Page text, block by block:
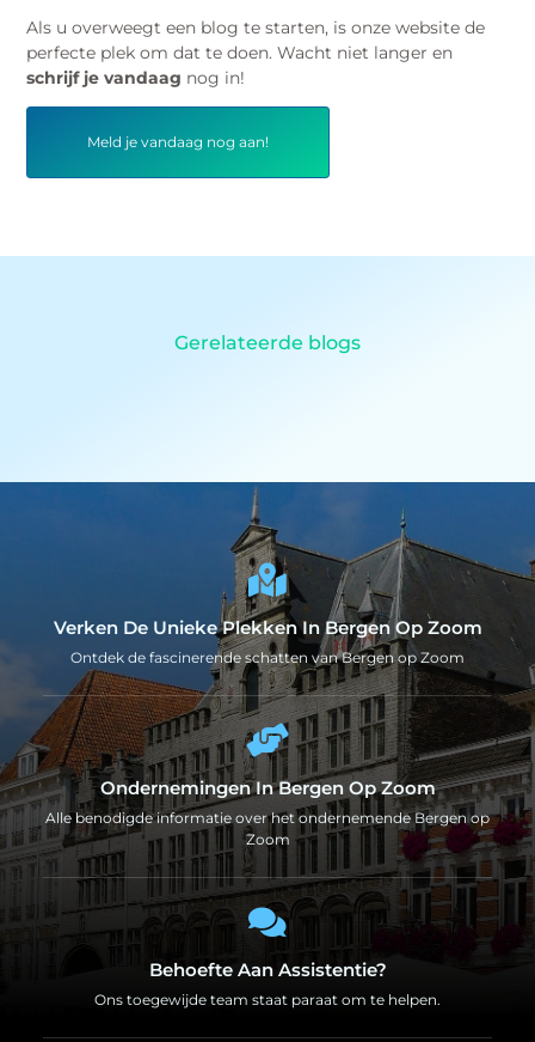
Als u overweegt een blog te starten, is onze website de
perfecte plek om dat te doen. Wacht niet langer en
schrijf je vandaag nog in!
Meld je vandaag nog aan!
Gerelateerde blogs
Verken De Unieke Plekken In Bergen Op Zoom
Ontdek de fascinerende schatten van Bergen op Zoom
Ondernemingen In Bergen Op Zoom
Alle benodigde informatie over het ondernemende Bergen op
Zoom
Behoefte Aan Assistentie?
Ons toegewijde team staat paraat om te helpen.